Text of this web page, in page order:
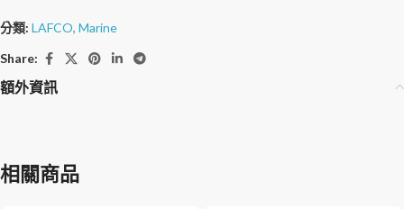
分類: LAFCO, Marine
Share:
額外資訊
相關商品